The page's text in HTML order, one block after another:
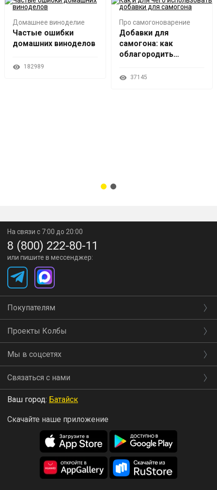
Домашнее виноделие
Частые ошибки
домашних виноделов
182989
Про самогоноварение
Добавки для
самогона: как
облагородить
37145
На связи с 7:00 до 20:00
8 (800) 222-80-11
или пишите в мессенджер:
Покупателям
Проекты Колбы
Мы в соцсетях
Связаться с нами
Ваш город: Батайск
Скачайте наше приложение